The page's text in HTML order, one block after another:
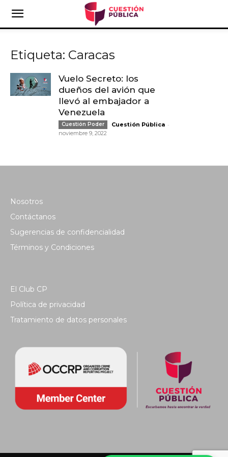
Etiqueta: Caracas
Vuelo Secreto: los
dueños del avión que
llevó al embajador a
Venezuela
Cuestión Poder Cuestión Pública -
noviembre 9, 2022
Nosotros
Contáctanos
Sugerencias de confidencialidad
Términos y Condiciones
El Club CP
Política de privacidad
Tratamiento de datos personales